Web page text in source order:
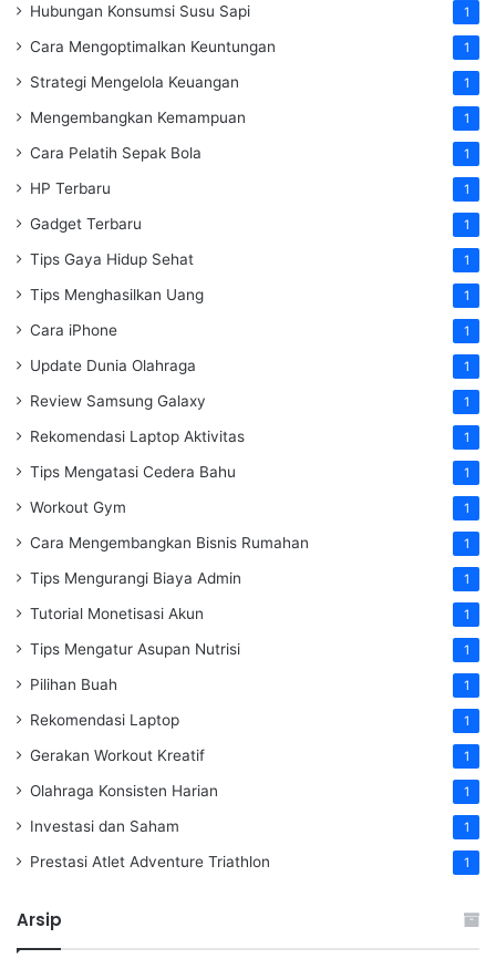
Hubungan Konsumsi Susu Sapi 1
Cara Mengoptimalkan Keuntungan 1
Strategi Mengelola Keuangan 1
Mengembangkan Kemampuan 1
Cara Pelatih Sepak Bola 1
HP Terbaru 1
Gadget Terbaru 1
Tips Gaya Hidup Sehat 1
Tips Menghasilkan Uang 1
Cara iPhone 1
Update Dunia Olahraga 1
Review Samsung Galaxy 1
Rekomendasi Laptop Aktivitas 1
Tips Mengatasi Cedera Bahu 1
Workout Gym 1
Cara Mengembangkan Bisnis Rumahan 1
Tips Mengurangi Biaya Admin 1
Tutorial Monetisasi Akun 1
Tips Mengatur Asupan Nutrisi 1
Pilihan Buah 1
Rekomendasi Laptop 1
Gerakan Workout Kreatif 1
Olahraga Konsisten Harian 1
Investasi dan Saham 1
Prestasi Atlet Adventure Triathlon 1
Arsip